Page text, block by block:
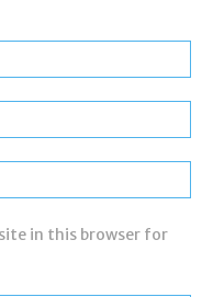
in this browser for